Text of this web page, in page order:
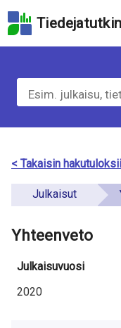
hakukenttään
pääsisältöön
Hyppää
e
H
a
e
t
t
o
a
< Takaisin
Julkaisut
Yhteenveto
Julkaisuvuosi
2020